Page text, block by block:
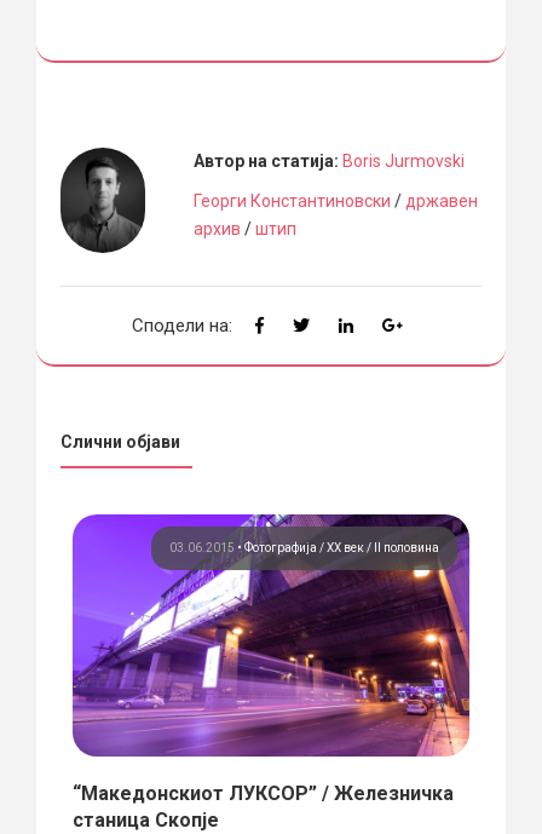
Автор на статија: Boris Jurmovski
Георги Константиновски /државен
архив /штип
Сподели на:
Слични објави
03.06.2015 •Фотографија ХХ век / II половина
“Македонскиот ЛУКСОР” / Железничка
станица Скопје